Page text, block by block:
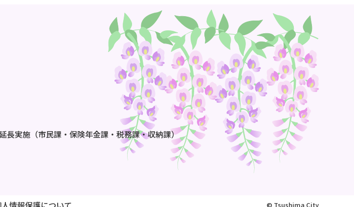
長実施（市民課・保険年金課・税務課・収納課）
© Tsushima City